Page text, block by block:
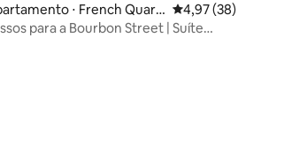
média de 5, 90 avaliações
⋅ French Quart
4,97 de uma
4,97 (38)
para a Bourbon Street | Suíte